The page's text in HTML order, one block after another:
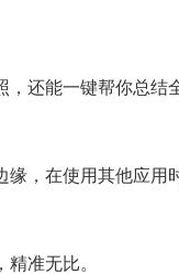
还能一键帮你总结全
在使用其他应用
准无比。